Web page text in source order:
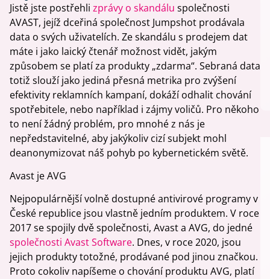
Jistě jste postřehli zprávy o skandálu společnosti
AVAST, jejíž dceřiná společnost Jumpshot prodávala
data o svých uživatelích. Ze skandálu s prodejem dat
máte i jako laický čtenář možnost vidět, jakým
způsobem se platí za produkty „zdarma“. Sebraná data
totiž slouží jako jediná přesná metrika pro zvýšení
efektivity reklamních kampaní, dokáží odhalit chování
spotřebitele, nebo například i zájmy voličů. Pro někoho
to není žádný problém, pro mnohé z nás je
nepředstavitelné, aby jakýkoliv cizí subjekt mohl
deanonymizovat náš pohyb po kybernetickém světě.
Avast je AVG
Nejpopulárnější volně dostupné antivirové programy v
České republice jsou vlastně jedním produktem. V roce
2017 se spojily dvě společnosti, Avast a AVG, do jedné
společnosti Avast Software. Dnes, v roce 2020, jsou
jejich produkty totožné, prodávané pod jinou značkou.
Proto cokoliv napíšeme o chování produktu AVG, platí